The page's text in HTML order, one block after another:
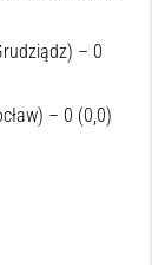
– 0
– 0 (0,0)